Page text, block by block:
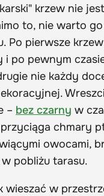
krzew nie
to, nie warto
Po pierwsze
i po pewnym
nie każdy
– bez czarny w
chmary
owocami,
pobliżu tarasu.
wieszać w